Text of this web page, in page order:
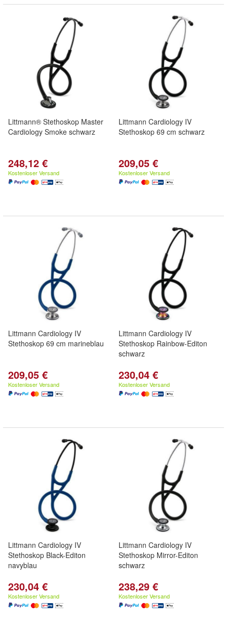
Littmann® Stethoskop Master
Cardiology Smoke schwarz
248,12 €
Kostenloser Versand
Littmann Cardiology IV
Stethoskop 69 cm schwarz
209,05 €
Kostenloser Versand
Littmann Cardiology IV
Stethoskop 69 cm marineblau
209,05 €
Kostenloser Versand
Littmann Cardiology IV
Stethoskop Rainbow-Editon
schwarz
230,04 €
Kostenloser Versand
Littmann Cardiology IV
Stethoskop Black-Editon
navyblau
230,04 €
Kostenloser Versand
Littmann Cardiology IV
Stethoskop Mirror-Editon
schwarz
238,29 €
Kostenloser Versand